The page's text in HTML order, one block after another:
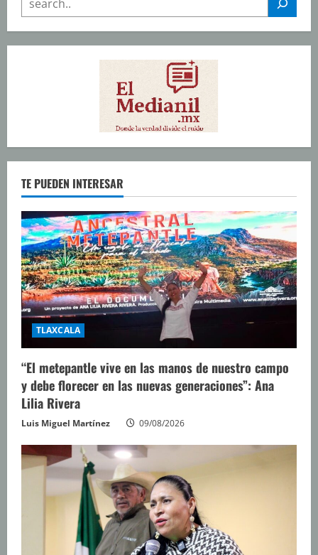
TE PUEDEN INTERESAR
TLAXCALA
“El metepantle vive en las manos de nuestro campo
y debe florecer en las nuevas generaciones”: Ana
Lilia Rivera
Luis Miguel Martínez 09/08/2026